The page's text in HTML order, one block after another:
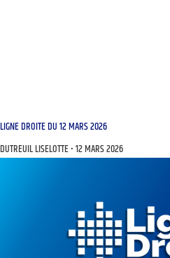
LIGNE DROITE DU 12 MARS 2026
DUTREUIL LISELOTTE 12 MARS 2026